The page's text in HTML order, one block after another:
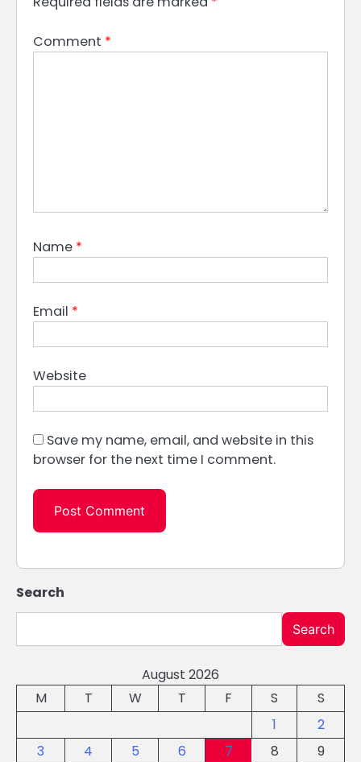
Comment *
Name *
Email *
Website
Save my name, email, and website in this
browser for the next time I comment.
Search
Search
August 2026
M
T W T F S
S
1
2
3
4 5 6 7 8
9